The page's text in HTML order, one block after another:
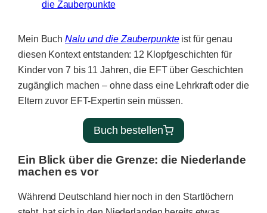
Mein Buch Nalu und die Zauberpunkteist für genau
diesen Kontext entstanden: 12 Klopfgeschichten für
Kinder von 7 bis 11 Jahren, die EFT über Geschichten
zugänglich machen – ohne dass eine Lehrkraft oder die
Eltern zuvor EFT-Expertin sein müssen.
Buch bestellen
Ein Blick über die Grenze: die Niederlande
machen es vor
Während Deutschland hier noch in den Startlöchern